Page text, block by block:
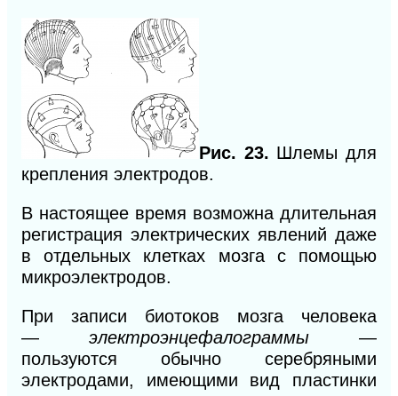
Рис. 23. Шлемы для
крепления электродов.
В настоящее время возможна длительная
регистрация электрических явлений даже
в отдельных клетках мозга с помощью
микроэлектродов.
При записи биотоков мозга человека
— электроэнцефалограммы —
пользуются обычно серебряными
электродами, имеющими вид пластинки